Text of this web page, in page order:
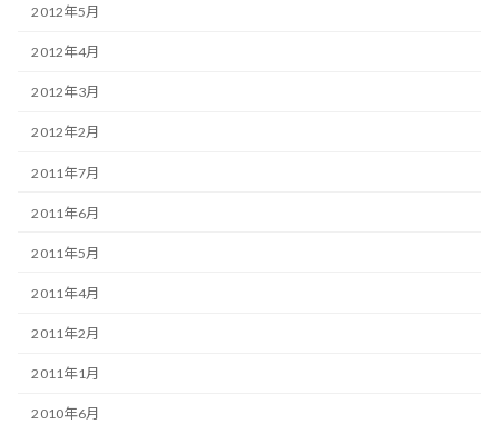
2012年5月
2012年4月
2012年3月
2012年2月
2011年7月
2011年6月
2011年5月
2011年4月
2011年2月
2011年1月
2010年6月